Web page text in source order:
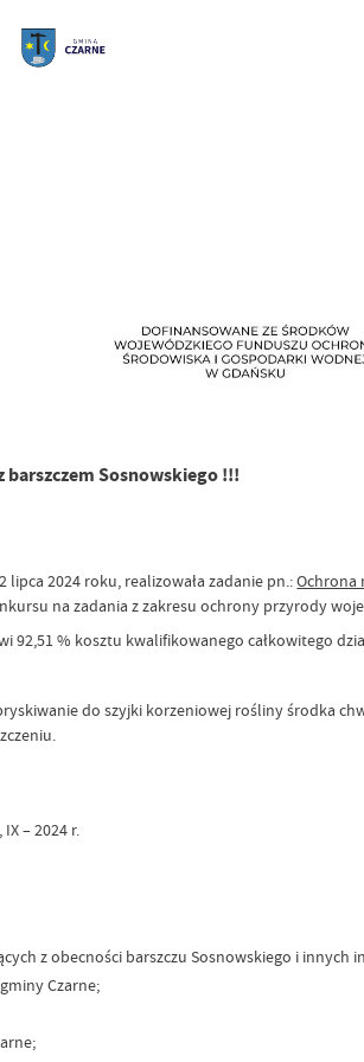
barszczem Sosnowskiego !!!
2024 roku, realizowała zadanie pn.:Ochrona
na zadania z zakresu ochrony przyrody
92,51 % kosztu kwalifikowanego całkowitego
do szyjki korzeniowej rośliny środka
– 2024 r.
z obecności barszczu Sosnowskiego i
Czarne;